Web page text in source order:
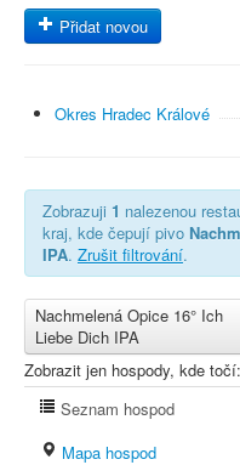
Přidat novou
Okres Hradec Králové
Zobrazuji 1 nalezenou
kraj, kde čepují pivo
IPA. Zrušit filtrování.
Nachmelená Opice 16° Ich
Liebe Dich IPA
Zobrazit jen hospody, kde točí:
Seznam hospod
Mapa hospod